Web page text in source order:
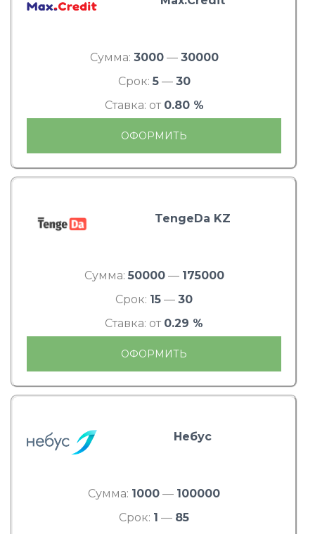
Сумма: 3000— 30000
Срок: 5— 30
Ставка: от 0.80 %
ОФОРМИТЬ
TengeDa KZ
Сумма: 50000— 175000
Срок: 15 — 30
Ставка: от 0.29 %
ОФОРМИТЬ
Небус
Сумма: 1000 — 100000
Срок: 1 — 85